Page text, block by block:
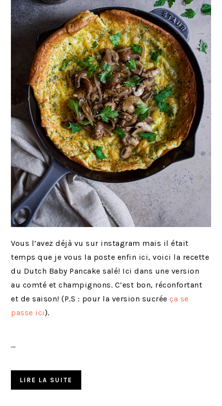
Vous l’avez déjà vu sur instagram mais il était
temps que je vous la poste enfin ici, voici la recette
du Dutch Baby Pancake salé! Ici dans une version
au comté et champignons. C’est bon, réconfortant
et de saison! (P.S : pour la version sucréeça se
passe ici).
…
LIRE LA SUITE